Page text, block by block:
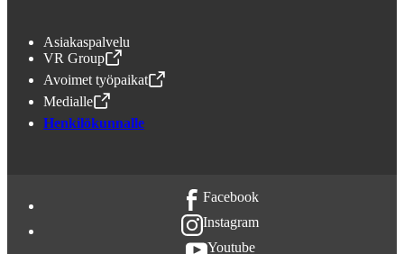
Asiakaspalvelu
VR Group
,Avataan uudessa välilehdessä
Avoimet työpaikat
,Avataan uudessa välilehdessä
Medialle
,Avataan uudessa välilehdessä
Henkilökunnalle
Facebook
Instagram
Youtube